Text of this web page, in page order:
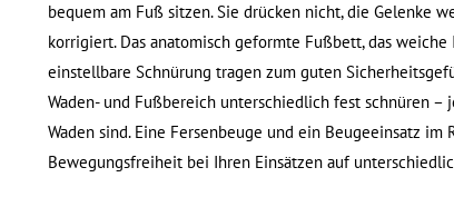
bequem am Fuß sitzen. Sie drücken nicht, die Gelenke
korrigiert. Das anatomisch geformte Fußbett, das
einstellbare Schnürung tragen zum guten
Waden- und Fußbereich unterschiedlich fest schnüren
Waden sind. Eine Fersenbeuge und ein Beugeeinsatz im
Bewegungsfreiheit bei Ihren Einsätzen auf